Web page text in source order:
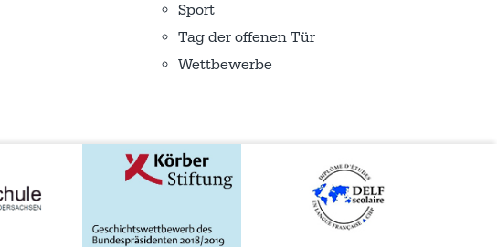
Sport
Tag der offenen Tür
Wettbewerbe